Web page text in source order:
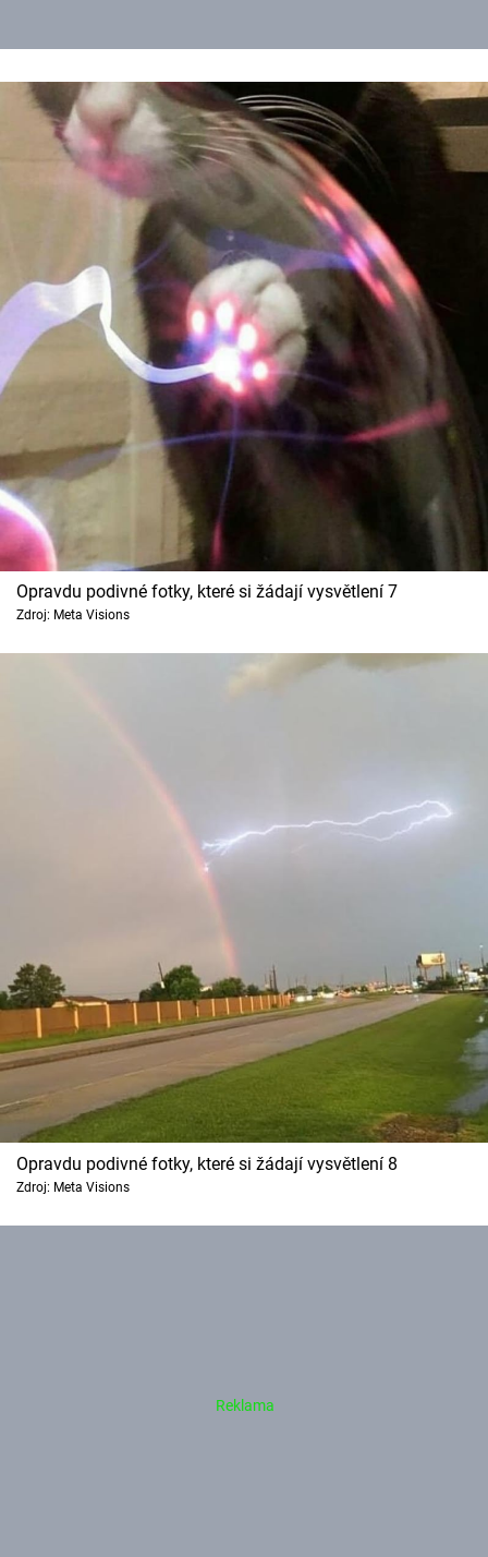
Opravdu podivné fotky, které si žádají vysvětlení 7
Zdroj: Meta Visions
Opravdu podivné fotky, které si žádají vysvětlení 8
Zdroj: Meta Visions